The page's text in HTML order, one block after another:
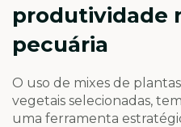
produtividade
pecuária
O uso de mixes de
vegetais selecionadas,
uma ferramenta